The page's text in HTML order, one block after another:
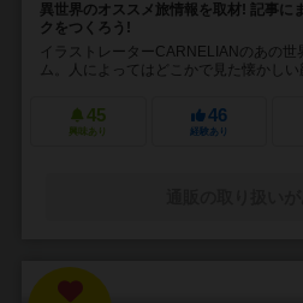
異世界のオススメ旅情報を取材! 記事に
クをつくろう!
イラストレーターCARNELIANのあの
ム。人によってはどこかで見た懐かしい
45
興味あり
46
経験あり